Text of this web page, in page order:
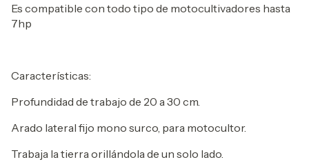
Es compatible con todo tipo de motocultivadores hasta
7hp
Características:
Profundidad de trabajo de 20 a 30 cm.
Arado lateral fijo mono surco, para motocultor.
Trabaja la tierra orillándola de un solo lado.